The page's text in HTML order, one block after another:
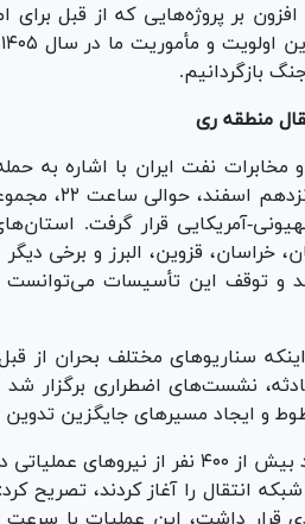
بر پروژه‌هایی که از قبل برای
بازگردانیم.
منطقه ری
یادآور شد:
آمریکایی قرار گرفت.
خراسان، قزوین، البرز و برخی
و توقف این تأسیسات
اینکه سناریو‌های مختلف بحران
نشست‌های اضطراری برگزار
و ایجاد مسیر‌های جایگزین
وی با بیان اینکه صبح روز بعد بیش از
انتقال را آغاز کردند، تصریح